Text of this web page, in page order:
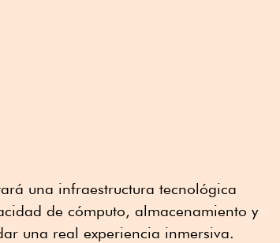
una infraestructura tecnológica
de cómputo, almacenamiento y
una real experiencia inmersiva.